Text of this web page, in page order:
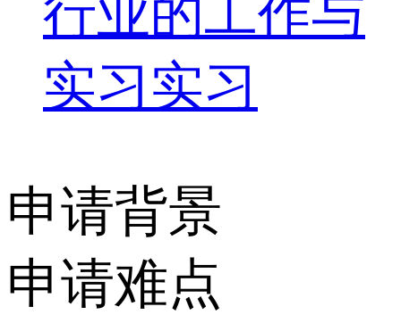
行业的工作与
实习实习
申请背景
申请难点